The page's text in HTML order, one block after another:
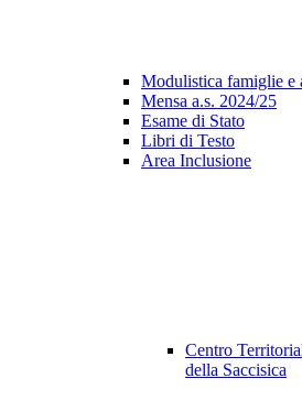
Modulistica famiglie e
Mensa a.s. 2024/25
Esame di Stato
Libri di Testo
Area Inclusione
Centro
della Saccisica